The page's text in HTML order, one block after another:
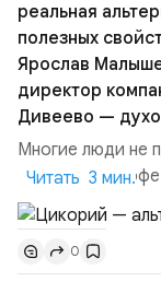
реальная
полезных
Ярослав
директор
Дивеево —
Многие люди не
ароматного
поклонники ЗОЖ
К счастью, есть
это цикорий. О
рассказал
Читать 3 мин.
0